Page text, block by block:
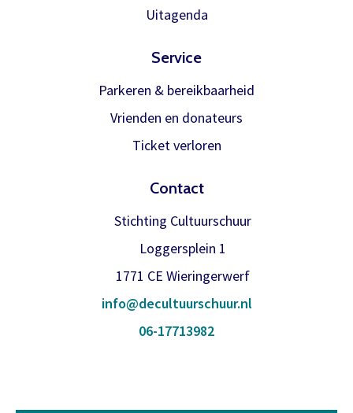
Uitagenda
Service
Parkeren & bereikbaarheid
Vrienden en donateurs
Ticket verloren
Contact
Stichting Cultuurschuur
Loggersplein 1
1771 CE Wieringerwerf
info@decultuurschuur.nl
06-17713982